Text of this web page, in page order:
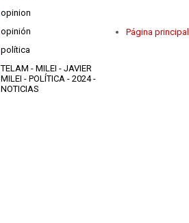
opinion
opinión
política
TELAM - MILEI - JAVIER
MILEI - POLÍTICA - 2024 -
NOTICIAS
Página principal